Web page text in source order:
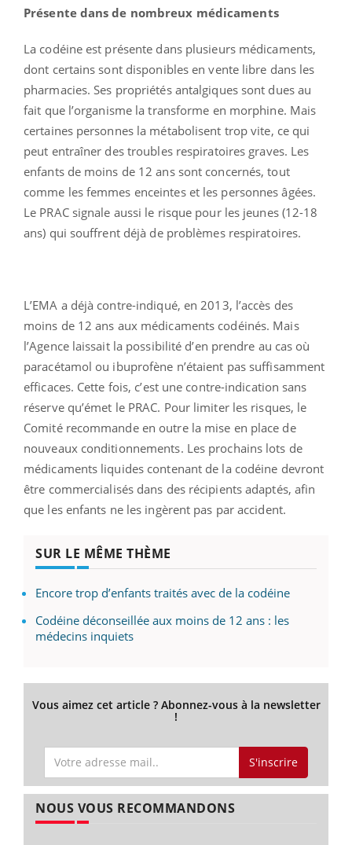
Présente dans de nombreux médicaments
La codéine est présente dans plusieurs médicaments,
dont certains sont disponibles en vente libre dans les
pharmacies. Ses propriétés antalgiques sont dues au
fait que l’organisme la transforme en morphine. Mais
certaines personnes la métabolisent trop vite, ce qui
peut entraîner des troubles respiratoires graves. Les
enfants de moins de 12 ans sont concernés, tout
comme les femmes enceintes et les personnes âgées.
Le PRAC signale aussi le risque pour les jeunes (12-18
ans) qui souffrent déjà de problèmes respiratoires.
L’EMA a déjà contre-indiqué, en 2013, l’accès des
moins de 12 ans aux médicaments codéinés. Mais
l’Agence laissait la possibilité d’en prendre au cas où
paracétamol ou ibuprofène n’étaient pas suffisamment
efficaces. Cette fois, c’est une contre-indication sans
réserve qu’émet le PRAC. Pour limiter les risques, le
Comité recommande en outre la mise en place de
nouveaux conditionnements. Les prochains lots de
médicaments liquides contenant de la codéine devront
être commercialisés dans des récipients adaptés, afin
que les enfants ne les ingèrent pas par accident.
SUR LE MÊME THÈME
Encore trop d’enfants traités avec de la codéine
Codéine déconseillée aux moins de 12 ans : les
médecins inquiets
Vous aimez cet article ? Abonnez-vous à la newsletter
!
S'inscrire
NOUS VOUS RECOMMANDONS